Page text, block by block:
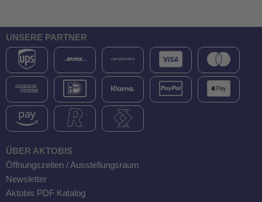
UNSERE PARTNER
ÜBER AKTOBIS
Öffnungszeiten / Ausstellungsraum
Newsletter
Aktobis PDF Katalog